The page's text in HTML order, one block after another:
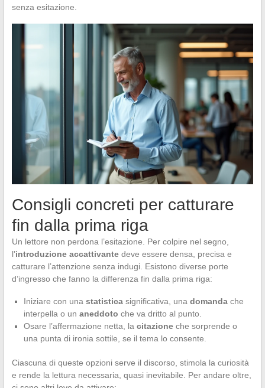
senza esitazione.
Consigli concreti per catturare
fin dalla prima riga
Un lettore non perdona l’esitazione. Per colpire nel segno,
l’introduzione accattivantedeve essere densa, precisa e
catturare l’attenzione senza indugi. Esistono diverse porte
d’ingresso che fanno la differenza fin dalla prima riga:
Iniziare con una statisticasignificativa, una domandache
interpella o un aneddoto che va dritto al punto.
Osare l’affermazione netta, la citazioneche sorprende o
una punta di ironia sottile, se il tema lo consente.
Ciascuna di queste opzioni serve il discorso, stimola la curiosità
e rende la lettura necessaria, quasi inevitabile. Per andare oltre,